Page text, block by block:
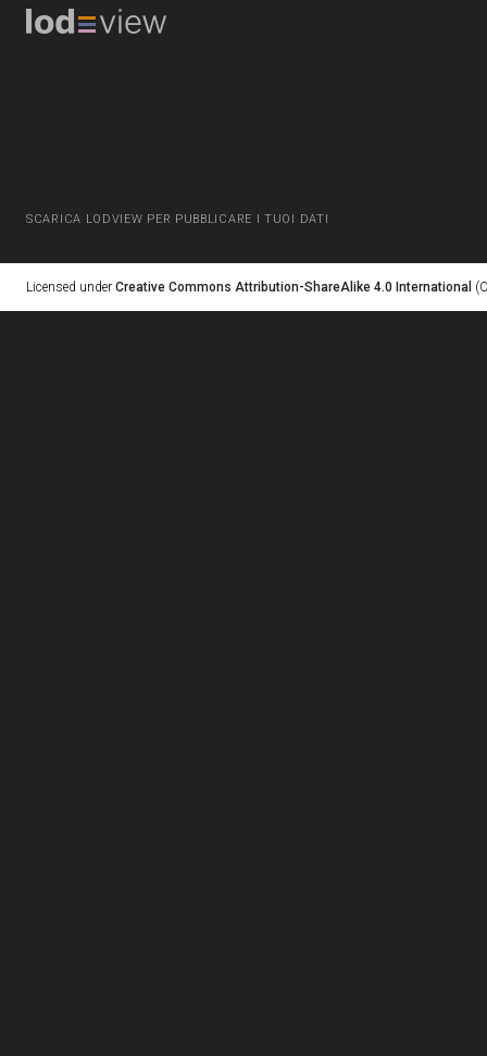
SCARICA LODVIEW PER PUBBLICARE I TUOI DATI
Licensed under Creative Commons Attribution-ShareAlike 4.0 International